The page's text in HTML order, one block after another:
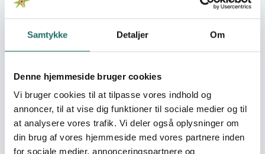
Samtykke Detaljer Om
Denne hjemmeside bruger cookies
Vi bruger cookies til at tilpasse vores indhold og
annoncer, til at vise dig funktioner til sociale medier og til
at analysere vores trafik. Vi deler også oplysninger om
din brug af vores hjemmeside med vores partnere inden
for sociale medier, annonceringspartnere og
Association (IDEA)
Integrated Sustainable
Association (INSEDA)
Pulje: Civilsamfundspuljen
Indsatsområde:
Afsluttende
projektformulering